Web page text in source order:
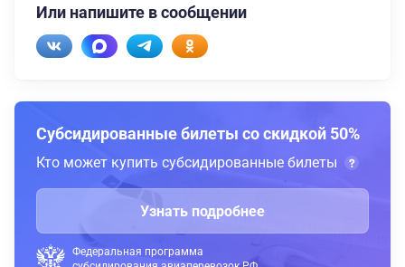
Или напишите в сообщении
Субсидированные билеты со скидкой 50%
Кто может купить субсидированные билеты
Узнать подробнее
Федеральная программа